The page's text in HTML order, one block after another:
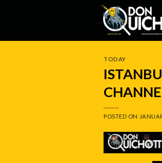
TODAY
POSTED ON